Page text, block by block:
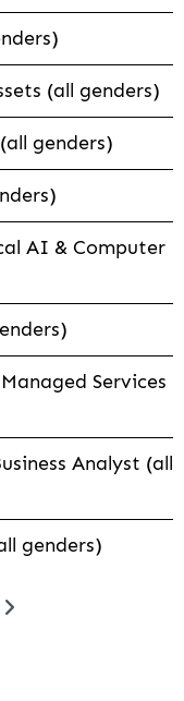
(all genders)
genders)
AI & Computer
Services
Analyst (all
genders)